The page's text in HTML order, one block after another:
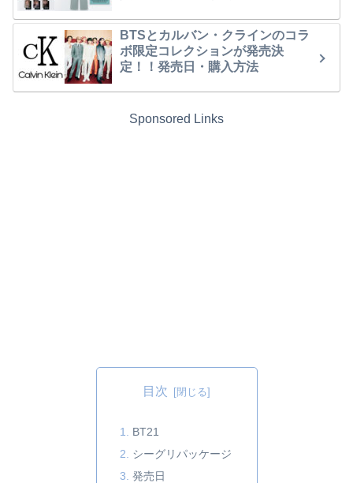
BTSとカルバン・クラインのコラ
ボ限定コレクションが発売決
定！！発売日・購入方法
Sponsored Links
目次
BT21
シーグリパッケージ
発売日